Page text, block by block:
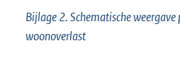
Bijlage 2. Schematische
woonoverlast